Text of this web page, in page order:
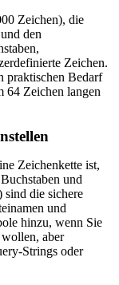
Zeichen), die
den
Zeichen.
praktischen Bedarf
64 Zeichen langen
Zeichenkette ist,
und
sind die sichere
und
hinzu, wenn Sie
aber
Strings oder